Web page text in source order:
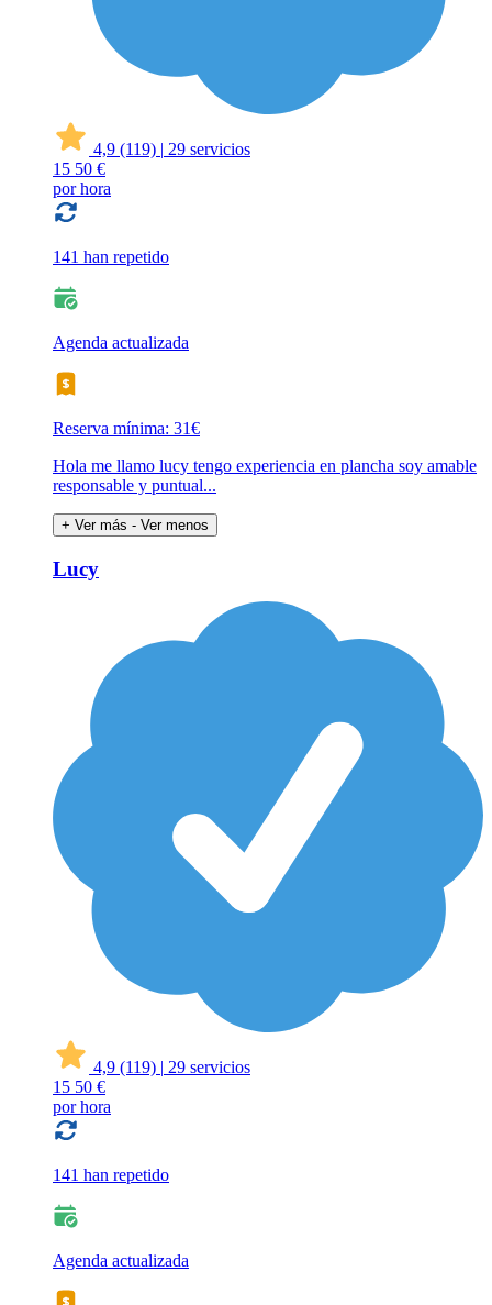
4,9 (119) | 29 servicios
15 50 €
por hora
141 han repetido
Agenda actualizada
Reserva mínima: 31€
Hola me llamo lucy tengo experiencia en plancha soy amable
responsable y puntual...
+ Ver más - Ver menos
Lucy
4,9 (119) | 29 servicios
15 50 €
por hora
141 han repetido
Agenda actualizada